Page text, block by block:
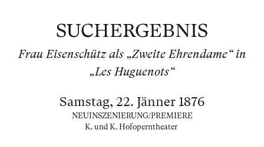
SUCHERGEBNIS
Frau Eisenschütz als „Zweite Ehrendame“ in
„Les Huguenots“
Samstag, 22. Jänner 1876
NEUINSZENIERUNG/PREMIERE
K. und K. Hofoperntheater